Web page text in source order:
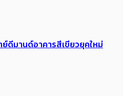
ย์ดีมานด์อาคารสีเขียวยุคใหม่